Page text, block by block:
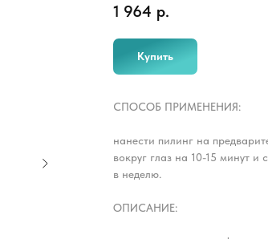
1 964 р.
Купить
СПОСОБ ПРИМЕНЕНИЯ:
нанести пилинг на
вокруг глаз на 10-15 минут и
в неделю.
ОПИСАНИЕ: